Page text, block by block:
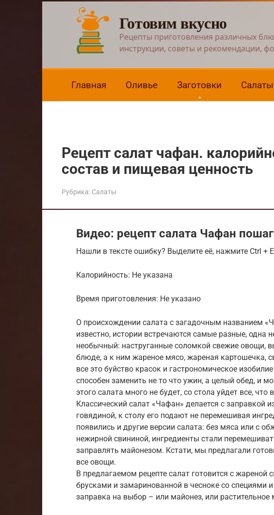
Готовим вкусно
Рецепты приготовления различных
инструкции, советы и рекомендации,
Главная Оливье Заготовки
Рецепт салат чафан.
состав и пищевая ценность
Рубрика: Салаты
Видео: рецепт салата Чафан
Нашли в тексте ошибку? Выделите её, нажмите Ctrl +
Калорийность: Не указана
Время приготовления: Не указано
О происхождении салата с загадочным названием
известно, истории встречаются самые разные, одна
необычный: наструганные соломкой свежие овощи,
блюде, а к ним жареное мясо, жареная картошечка,
все это буйство красок и гастрономическое
способен заменить не то что ужин, а целый обед, и
этого салата много не будет, со стола уйдет все, что
Классический салат «Чафан» делается с заправкой
говядиной, к столу его подают не перемешивая
появились и другие версии салата: без мяса или с
нежирной свининой, ингредиенты стали
заправлять майонезом. Кстати, мы предлагали
все овощи.
В предлагаемом рецепте салат готовится с жареной
брусками и замаринованной в чесноке со специями
заправка на выбор – или майонез, или растительное